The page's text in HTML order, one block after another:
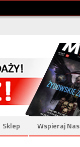
Sklep Wspieraj Nas